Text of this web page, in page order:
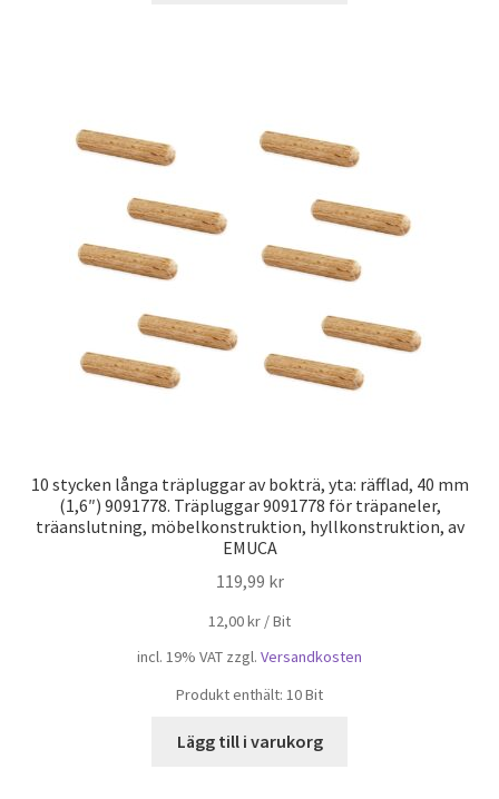
10 stycken långa träpluggar av bokträ, yta: räfflad, 40 mm
(1,6″) 9091778. Träpluggar 9091778 för träpaneler,
träanslutning, möbelkonstruktion, hyllkonstruktion, av
EMUCA
119,99 kr
12,00kr /Bit
incl. 19% VAT zzgl. Versandkosten
Produkt enthält: 10Bit
Lägg till i varukorg